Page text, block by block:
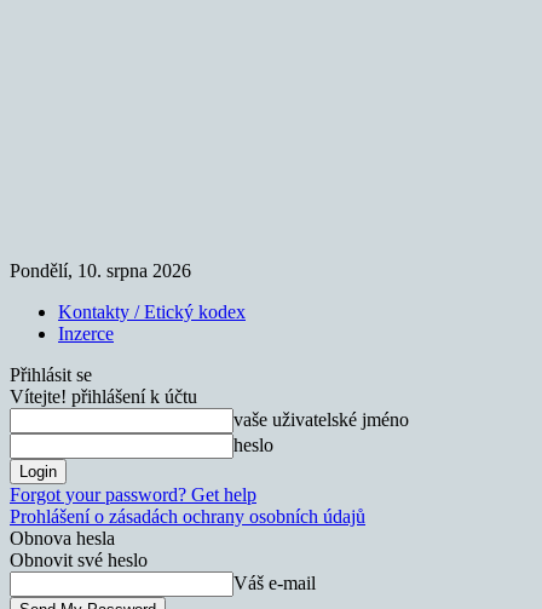
Pondělí, 10. srpna 2026
Kontakty / Etický kodex
Inzerce
Přihlásit se
Vítejte! přihlášení k účtu
vaše uživatelské jméno
heslo
Forgot your password? Get help
Prohlášení o zásadách ochrany osobních údajů
Obnova hesla
Obnovit své heslo
Váš e-mail